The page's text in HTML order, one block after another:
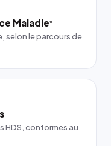
Maladie*
selon le parcours de
HDS, conformes au